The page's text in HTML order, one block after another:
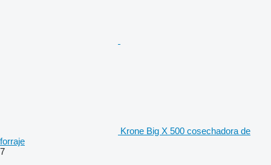
Krone Big X 500 cosechadora de
forraje
7